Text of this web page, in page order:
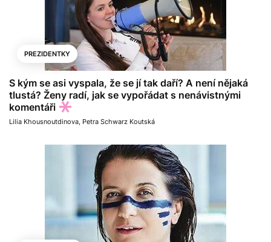
PREZIDENTKY
S kým se asi vyspala, že se jí tak daří? A není nějaká
tlustá? Ženy radí, jak se vypořádat s nenávistnými
komentáři
Lilia Khousnoutdinova, Petra Schwarz Koutská